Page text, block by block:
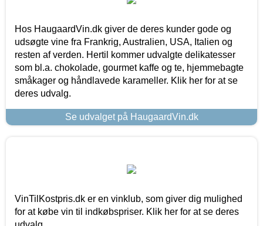
Hos HaugaardVin.dk giver de deres kunder gode og
udsøgte vine fra Frankrig, Australien, USA, Italien og
resten af verden. Hertil kommer udvalgte delikatesser
som bl.a. chokolade, gourmet kaffe og te, hjemmebagte
småkager og håndlavede karameller. Klik her for at se
deres udvalg.
Se udvalget på HaugaardVin.dk
VinTilKostpris.dk er en vinklub, som giver dig mulighed
for at købe vin til indkøbspriser. Klik her for at se deres